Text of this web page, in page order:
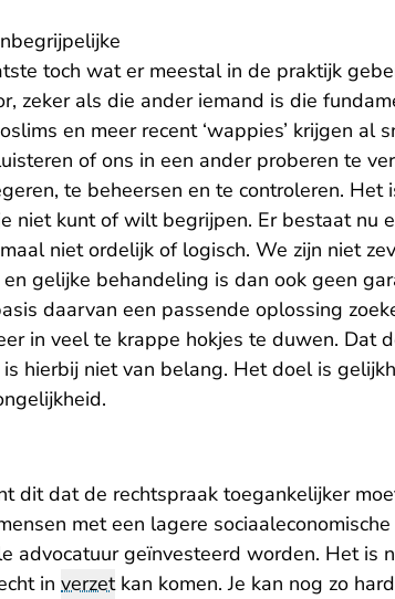
toch wat er meestal in de praktijk
zeker als die ander iemand is die
en meer recent ‘wappies’ krijgen al
of ons in een ander proberen te
te beheersen en te controleren. Het
niet kunt of wilt begrijpen. Er bestaat nu
niet ordelijk of logisch. We zijn niet
gelijke behandeling is dan ook geen
daarvan een passende oplossing
in veel te krappe hokjes te duwen. Dat
hierbij niet van belang. Het doel is
dit dat de rechtspraak toegankelijker
met een lagere
advocatuur geïnvesteerd worden. Het is
in verzetkan komen. Je kan nog zo